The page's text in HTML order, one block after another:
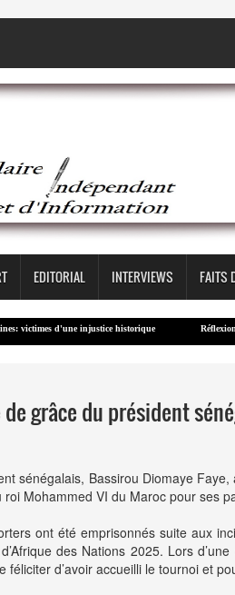
EDITORIAL INTERVIEWS FAITS
d'une injustice historique Réflexion –
grâce du président
sénégalais, Bassirou Diomaye
roi Mohammed VI du Maroc pour ses
ont été emprisonnés suite aux
des Nations 2025. Lors
féliciter d’avoir accueilli le tournoi et